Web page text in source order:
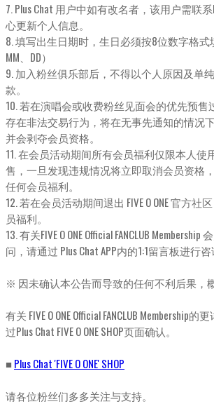
7. Plus Chat 用户中如有改名者，该用户需联系
心更新个人信息。
8. 填写出生日期时，生日必须按8位数字格式填
MM、DD）
9. 加入粉丝俱乐部后，不得以个人原因及单
款。
10. 若在演唱会或收费粉丝见面会的优先预售
存在非法交易行为，将在无事先通知的情况
并会剥夺会员资格。
11. 在会员活动期间所有会员福利仅限本人使
售，一旦发现违规情况将立即取消会员资格
任何会员福利。
12. 若在会员活动期间退出 FIVE O ONE 官方社
员福利。
13. 有关FIVE O ONE Official FANCLUB
问，请通过 Plus Chat APP内的1:1留言板进行咨
※ 因未确认本公告而导致的任何不利后果，
有关 FIVE O ONE Official FANCLUB Membership
过Plus Chat FIVE O ONE SHOP页面确认。
■Plus Chat 'FIVE O ONE' SHOP
请各位粉丝们多多关注与支持。